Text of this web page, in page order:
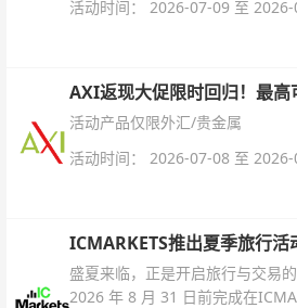
活动时间： 2026-07-09 至
AXI返现大促限时回归！最高
活动产品仅限外汇/贵金属
活动时间： 2026-07-08 至
ICMARKETS推出夏季旅行活
盛夏来临，正是开启旅行与交易
2026 年 8 月 31 日前完成在